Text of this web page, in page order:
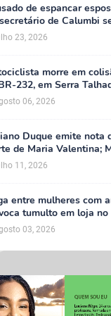
de espancar
de Calumbi
de feminicídio
23, 2026
morre em
232, em Serra
06, 2026
Duque emite nota
de Maria Valentina;
luto oficial de três
11, 2026
entre mulheres com
tumulto em loja
Talhada
03, 2026